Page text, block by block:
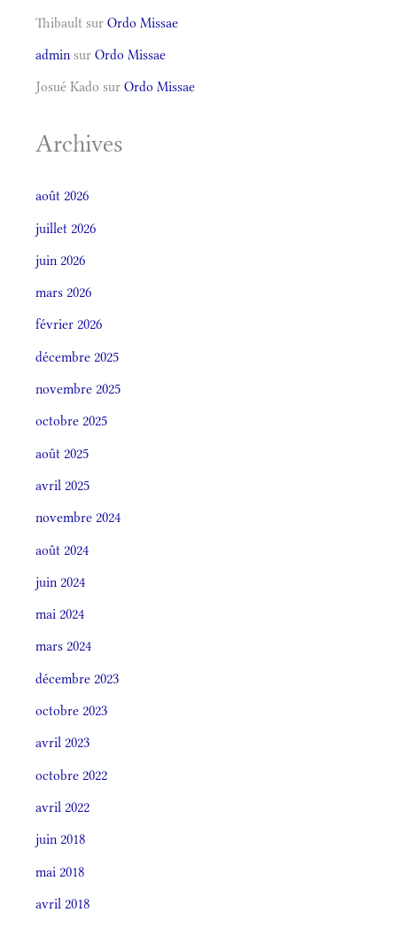
Thibault sur Ordo Missae
admin sur Ordo Missae
Josué Kado sur Ordo Missae
Archives
août 2026
juillet 2026
juin 2026
mars 2026
février 2026
décembre 2025
novembre 2025
octobre 2025
août 2025
avril 2025
novembre 2024
août 2024
juin 2024
mai 2024
mars 2024
décembre 2023
octobre 2023
avril 2023
octobre 2022
avril 2022
juin 2018
mai 2018
avril 2018